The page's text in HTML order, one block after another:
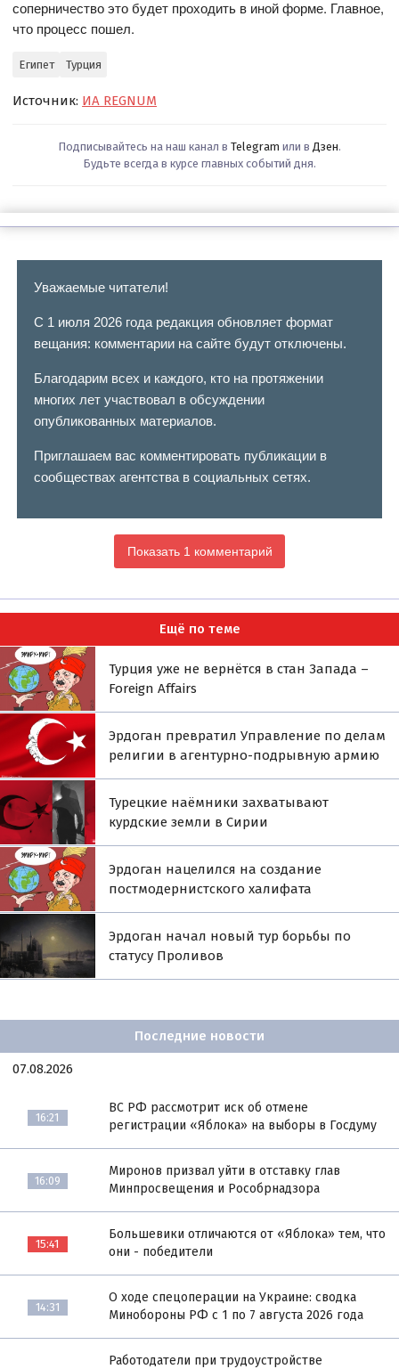
соперничество это будет проходить в иной форме. Главное,
что процесс пошел.
Египет Турция
Источник: ИА REGNUM
Подписывайтесь на наш канал в Telegram или в Дзен.
Будьте всегда в курсе главных событий дня.
Уважаемые читатели!
С 1 июля 2026 года редакция обновляет формат
вещания: комментарии на сайте будут отключены.
Благодарим всех и каждого, кто на протяжении
многих лет участвовал в обсуждении
опубликованных материалов.
Приглашаем вас комментировать публикации в
сообществах агентства в социальных сетях.
Показать 1 комментарий
Ещё по теме
Турция уже не вернётся в стан Запада –
Foreign Affairs
Эрдоган превратил Управление по делам
религии в агентурно-подрывную армию
Турецкие наёмники захватывают
курдские земли в Сирии
Эрдоган нацелился на создание
постмодернистского халифата
Эрдоган начал новый тур борьбы по
статусу Проливов
Последние новости
07.08.2026
16:21
ВС РФ рассмотрит иск об отмене
регистрации «Яблока» на выборы в Госдуму
16:09
Миронов призвал уйти в отставку глав
Минпросвещения и Рособрнадзора
15:41
Большевики отличаются от «Яблока» тем, что
они - победители
14:31
О ходе спецоперации на Украине: сводка
Минобороны РФ с 1 по 7 августа 2026 года
Работодатели при трудоустройстве